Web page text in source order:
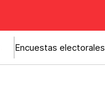
Encuestas electorales